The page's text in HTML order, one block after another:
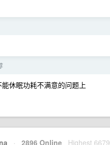
休眠功耗不满意的问题上
· 2896 Online Highest 6679